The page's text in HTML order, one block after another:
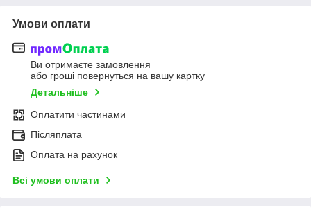
Умови оплати
Ви отримаєте замовлення
або гроші повернуться на вашу картку
Детальніше
Оплатити частинами
Післяплата
Оплата на рахунок
Всі умови оплати